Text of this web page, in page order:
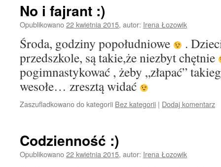
No i fajrant :)
Opublikowano22 kwietnia 2015, autor: Irena Łozowik
Środa, godziny popołudniowe
.
przedszkole, są takie,że niezbyt chętnie
pogimnastykować , żeby „złapać”
wesołe… zresztą widać
Zaszufladkowano do kategorii Bez kategorii | Dodaj komentarz
Codzienność :)
Opublikowano22 kwietnia 2015, autor: Irena Łozowik